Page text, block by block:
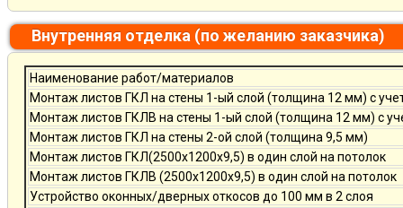
Внутренняя отделка (по желанию заказчика)
Наименование работ/материалов
Монтаж листов ГКЛ на стены 1-ый слой (толщина 12 мм) с
Монтаж листов ГКЛВ на стены 1-ый слой (толщина 12 мм) с
Монтаж листов ГКЛ на стены 2-ой слой (толщина 9,5 мм)
Монтаж листов ГКЛ(2500х1200х9,5) в один слой на потолок
Монтаж листов ГКЛВ (2500х1200х9,5) в один слой на потолок
Устройство оконных/дверных откосов до 100 мм в 2 слоя